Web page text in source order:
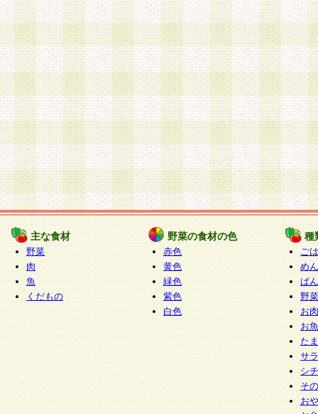
主な食材
野菜
肉
魚
くだもの
野菜の食材の色
赤色
黄色
緑色
紫色
白色
種
ご
めん
ぱん
野
お
お
た
サ
シ
そ
お